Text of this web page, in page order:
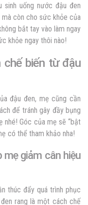
uống nước đậu đen
còn cho sức khỏe của
bắt tay vào làm ngay
khỏe ngay thôi nào!
chế biến từ đậu
đậu đen, mẹ cũng cần
để tránh gây đầy bụng
nhé! Góc của mẹ sẽ “bật
có thể tham khảo nha!
giảm cân hiệu
thúc đẩy quá trình phục
rang là một cách chế